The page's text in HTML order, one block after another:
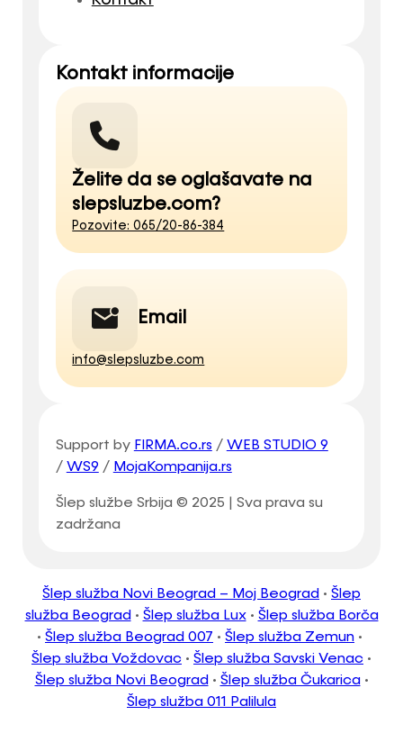
Kontakt informacije
Želite da se oglašavate na
slepsluzbe.com?
Pozovite: 065/20-86-384
Email
info@slepsluzbe.com
Šlep službe Srbija © 2025 | Sva prava su
zadržana
Support by FIRMA.co.rs / WEB STUDIO 9
/ WS9 / MojaKompanija.rs
Šlep služba Novi Beograd – Moj Beograd • Šlep
služba Beograd • Šlep služba Lux• Šlep služba Borča
• Šlep služba Beograd 007 • Šlep služba Zemun •
Šlep služba Voždovac • Šlep služba Savski Venac •
Šlep služba Novi Beograd • Šlep služba Čukarica•
Šlep služba 011 Palilula